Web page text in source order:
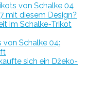
von Schalke 04
mit diesem Design?
im Schalke-Trikot
von Schalke 04:
sich ein Džeko-